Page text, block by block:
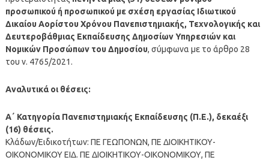
προσωπικού ή προσωπικού με σχέση εργασίας Ιδιωτικού
Δικαίου Αορίστου Χρόνου Πανεπιστημιακής, Τεχνολογικής και
Δευτεροβάθμιας Εκπαίδευσης Δημοσίων Υπηρεσιών και
Νομικών Προσώπων του Δημοσίου, σύμφωνα με το άρθρο 28
του ν. 4765/2021.
Αναλυτικά οι θέσεις:
Α΄ Κατηγορία Πανεπιστημιακής Εκπαίδευσης (Π.Ε.), δεκαέξι
(16) θέσεις.
Κλάδων/Ειδικοτήτων: ΠΕ ΓΕΩΠΟΝΩΝ, ΠΕ ΔΙΟΙΚΗΤΙΚΟΥ-
ΟΙΚΟΝΟΜΙΚΟΥ ΕΙΔ. ΠΕ ΔΙΟΙΚΗΤΙΚΟΥ-ΟΙΚΟΝΟΜΙΚΟΥ, ΠΕ